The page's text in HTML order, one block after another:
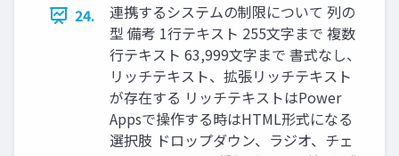
24.
連携するシステムの制限について 列の
型 備考 1行テキスト 255文字まで 複数
行テキスト 63,999文字まで 書式なし、
リッチテキスト、拡張リッチテキスト
が存在する リッチテキストはPower
Appsで操作する時はHTML形式になる
選択肢 ドロップダウン、ラジオ、チェ